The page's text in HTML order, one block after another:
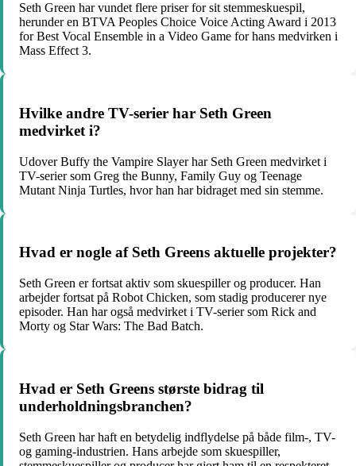
Seth Green har vundet flere priser for sit stemmeskuespil,
herunder en BTVA Peoples Choice Voice Acting Award i 2013
for Best Vocal Ensemble in a Video Game for hans medvirken i
Mass Effect 3.
Hvilke andre TV-serier har Seth Green
medvirket i?
Udover Buffy the Vampire Slayer har Seth Green medvirket i
TV-serier som Greg the Bunny, Family Guy og Teenage
Mutant Ninja Turtles, hvor han har bidraget med sin stemme.
Hvad er nogle af Seth Greens aktuelle projekter?
Seth Green er fortsat aktiv som skuespiller og producer. Han
arbejder fortsat på Robot Chicken, som stadig producerer nye
episoder. Han har også medvirket i TV-serier som Rick and
Morty og Star Wars: The Bad Batch.
Hvad er Seth Greens største bidrag til
underholdningsbranchen?
Seth Green har haft en betydelig indflydelse på både film-, TV-
og gaming-industrien. Hans arbejde som skuespiller,